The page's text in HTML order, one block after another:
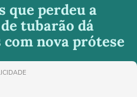
que perdeu a
tubarão dá
nova prótese